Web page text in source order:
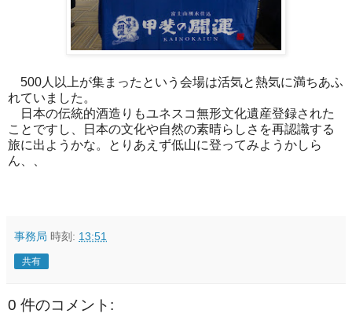
500人以上が集まったという会場は活気と熱気に満ちあふ
れていました。
日本の伝統的酒造りもユネスコ無形文化遺産登録された
ことですし、日本の文化や自然の素晴らしさを再認識する
旅に出ようかな。とりあえず低山に登ってみようかしら
ん、、
事務局 時刻: 13:51
共有
0 件のコメント: